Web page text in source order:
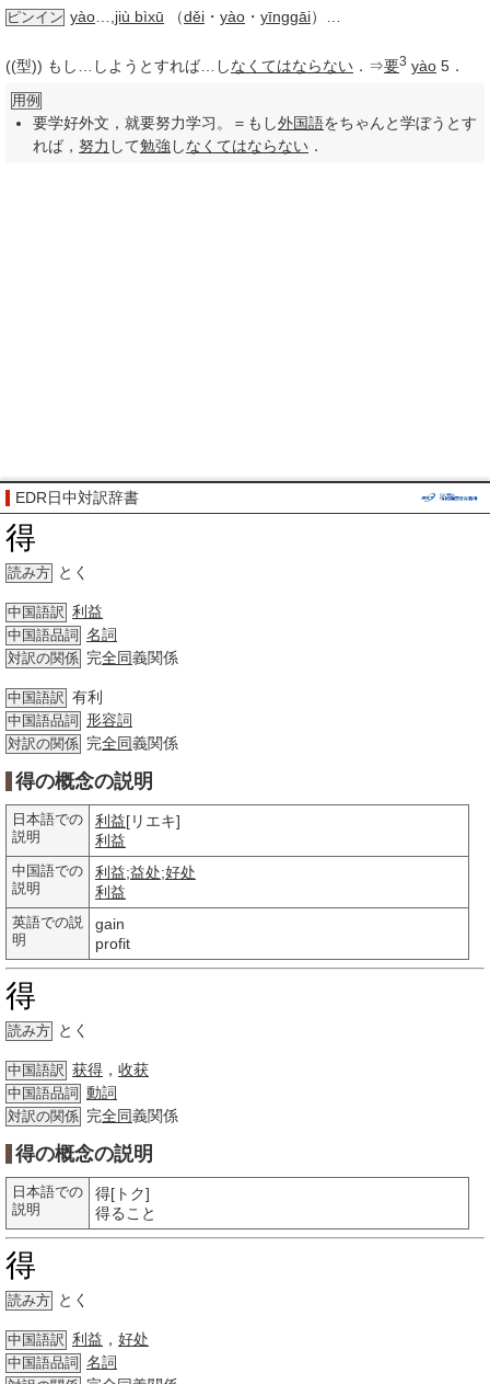
ピンイン yào jiù bìxū （děi ・ yào ・ yīnggāi）
((型)) もし…しようとすれば…しなくてはならない ．⇒要3 yào 5．
用例
要学好外文，就要努力学习。＝もし外国語をちゃんと学ぼうとす
れば， 努力 して勉強 しなくてはならない ．
EDR日中対訳辞書
得
読み方 とく
中国語訳 利益
中国語品詞 名詞
対訳の関係 完全同義関係
中国語訳 有利
中国語品詞 形容詞
対訳の関係 完全同義関係
得の概念の説明
日本語での
説明
利益[リエキ]
利益
中国語での
説明
利益;益处;好处
利益
英語での説
明
gain
profit
得
読み方 とく
中国語訳 获得 ， 收获
中国語品詞 動詞
対訳の関係 完全同義関係
得の概念の説明
日本語での
説明
得[トク]
得ること
得
読み方 とく
中国語訳 利益 ， 好处
中国語品詞 名詞